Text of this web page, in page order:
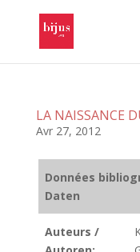
LA NAISSANCE
Avr 27, 2012
Données
Daten
Auteurs /